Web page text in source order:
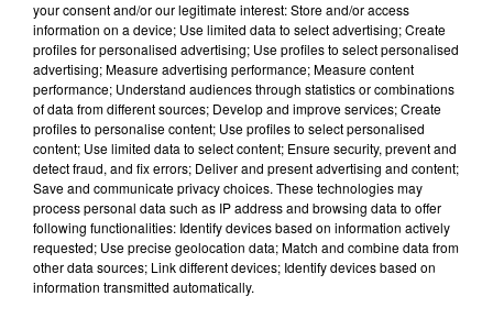
FIL D'ACTU
7 août 2026
LA CENTRALE NUCLÉAIRE DE CHOOZ
TOUJOURS À L'ARRÊT
your consent and/or our legitimate interest: Store and/or access
information on a device; Use limited data to select advertising; Create
profiles for personalised advertising; Use profiles to select personalised
advertising; Measure advertising performance; Measure content
performance; Understand audiences through statistics or combinations
of data from different sources; Develop and improve services; Create
profiles to personalise content; Use profiles to select personalised
content; Use limited data to select content; Ensure security, prevent and
detect fraud, and fix errors; Deliver and present advertising and content;
Save and communicate privacy choices. These technologies may
process personal data such as IP address and browsing data to offer
following functionalities: Identify devices based on information actively
requested; Use precise geolocation data; Match and combine data from
other data sources; Link different devices; Identify devices based on
information transmitted automatically.